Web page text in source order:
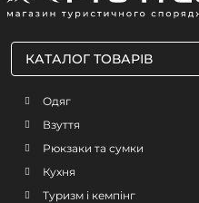
КАТАЛОГ ТОВАРІВ
Одяг
Взуття
Рюкзаки та сумки
Кухня
Туризм і кемпінг